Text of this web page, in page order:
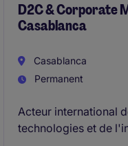
D2C & Corporate
Casablanca
Casablanca
Permanent
Acteur international
technologies et de